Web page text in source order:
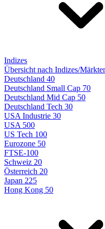
Indizes
Übersicht nach Indizes/
Deutschland 40
Deutschland Small Cap 70
Deutschland Mid Cap 50
Deutschland Tech 30
USA Industrie 30
USA 500
US Tech 100
Eurozone 50
FTSE-100
Schweiz 20
Österreich 20
Japan 225
Hong Kong 50